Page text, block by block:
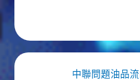
中聯問題油品